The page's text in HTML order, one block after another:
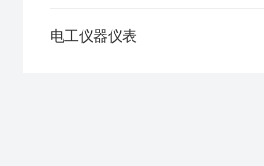
电工仪器仪表